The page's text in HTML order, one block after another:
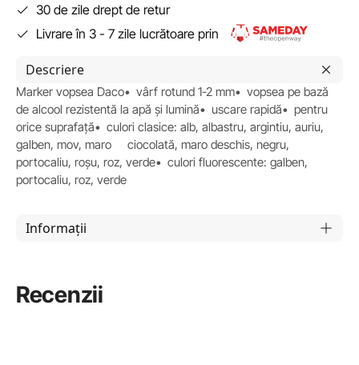
30 de zile drept de retur
Livrare în 3 - 7 zile lucrătoare prin
Descriere
Marker vopsea Daco• vârf rotund 1-2 mm• vopsea pe bază
de alcool rezistentă la apă și lumină• uscare rapidă• pentru
orice suprafață• culori clasice: alb, albastru, argintiu, auriu,
galben, mov, maro ciocolată, maro deschis, negru,
portocaliu, roșu, roz, verde• culori fluorescente: galben,
portocaliu, roz, verde
Informații
Recenzii